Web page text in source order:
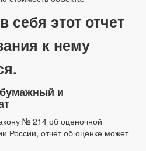
себя этот отчет
к нему
и
№ 214 об оценочной
России, отчет об оценке может